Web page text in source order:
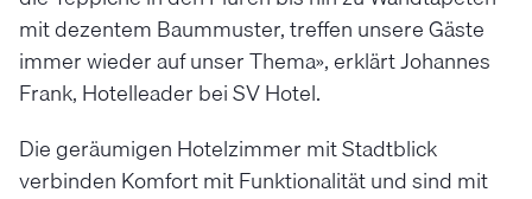
mit dezentem Baummuster, treffen unsere Gäste
immer wieder auf unser Thema», erklärt Johannes
Frank, Hotelleader bei SV Hotel.
Die geräumigen Hotelzimmer mit Stadtblick
verbinden Komfort mit Funktionalität und sind mit